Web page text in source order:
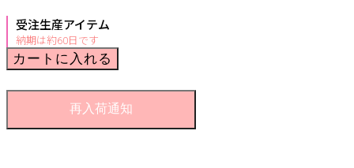
受注生産アイテム
納期は約60日です
カートに入れる
再入荷通知